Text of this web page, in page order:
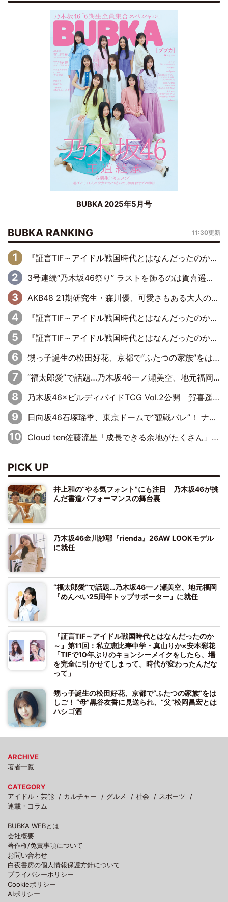
BUBKA 2025年5月号
BUBKA RANKING 11:30更新
『証言TIF～アイドル戦国時代とはなんだったのか～』第6回：でんぱ組.inc・古川未鈴×相沢梨紗「『ハロプロやりたかったな』って言ったら、夢眠ねむさんに『てめえはでんぱ組．incなんだよ！』って肩パンされて(笑)」
3号連続“乃木坂46祭り” ラストを飾るのは賀喜遥香…5年ぶりの登場に「5年分大人になった私を見ていただけたら」
AKB48 21期研究生・森川優、可愛さもある大人の女性に
『証言TIF～アイドル戦国時代とはなんだったのか～』第11回：私立恵比寿中学・真山りか×安本彩花「TIFで10年ぶりのキョンシーメイクをしたら、場を完全に引かせてしまって。時代が変わったんだなって」
『証言TIF～アイドル戦国時代とはなんだったのか～』第10回：さくら学院・武藤彩未×飯田らうら「正直、中3で辞めるというのを信じてなくて。そう言われてはいたけど、嘘でしょって」
甥っ子誕生の松田好花、京都で“ふたつの家族”をはしご！ “母”黒谷友香に見送られ、“父”松岡昌宏とはハシゴ酒
“福太郎愛”で話題…乃木坂46一ノ瀬美空、地元福岡『めんべい25周年トップサポーター』に就任
乃木坂46×ビルディバイドTCG Vol.2公開 賀喜遥香＆田村真佑が『京まふ』ステージに登壇
日向坂46石塚瑶季、東京ドームで“観戦バレ”！ ナイツ・塙も認めた「巨人に詳しすぎるアイドル」は元VENUSスクール生で杉内コーチ推し⁉
Cloud ten佐藤流星「成長できる余地がたくさん」、本田高優「何度見ても飽きない公演に」
PICK UP
井上和の“やる気フォント”にも注目 乃木坂46が挑
んだ書道パフォーマンスの舞台裏
乃木坂46金川紗耶『rienda』26AW LOOKモデル
に就任
“福太郎愛”で話題…乃木坂46一ノ瀬美空、地元福岡
『めんべい25周年トップサポーター』に就任
『証言TIF～アイドル戦国時代とはなんだったのか
～』第11回：私立恵比寿中学・真山りか×安本彩花
「TIFで10年ぶりのキョンシーメイクをしたら、場
を完全に引かせてしまって。時代が変わったんだな
って」
甥っ子誕生の松田好花、京都で“ふたつの家族”をは
しご！ “母”黒谷友香に見送られ、“父”松岡昌宏とは
ハシゴ酒
ARCHIVE
著者一覧
CATEGORY
アイドル・芸能
カルチャー グルメ 社会
スポーツ
連載・コラム
BUBKA WEBとは
会社概要
著作権/免責事項について
お問い合わせ
白夜書房の個人情報保護方針について
プライバシーポリシー
Cookieポリシー
AIポリシー